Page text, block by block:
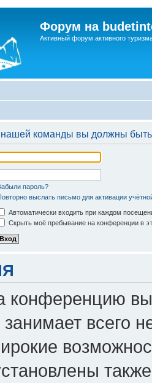
Форум на
Активный форум активного
нашей команды вы должны
пароль?
выслать письмо для активации
Автоматически входить при каждом
Скрыть моё пребывание на конференции в
конференцию
всего